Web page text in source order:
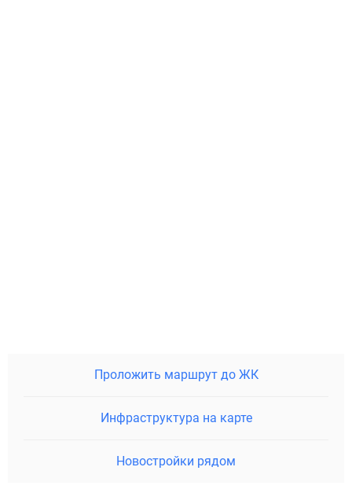
Проложить маршрут до ЖК
Инфраструктура на карте
Новостройки рядом